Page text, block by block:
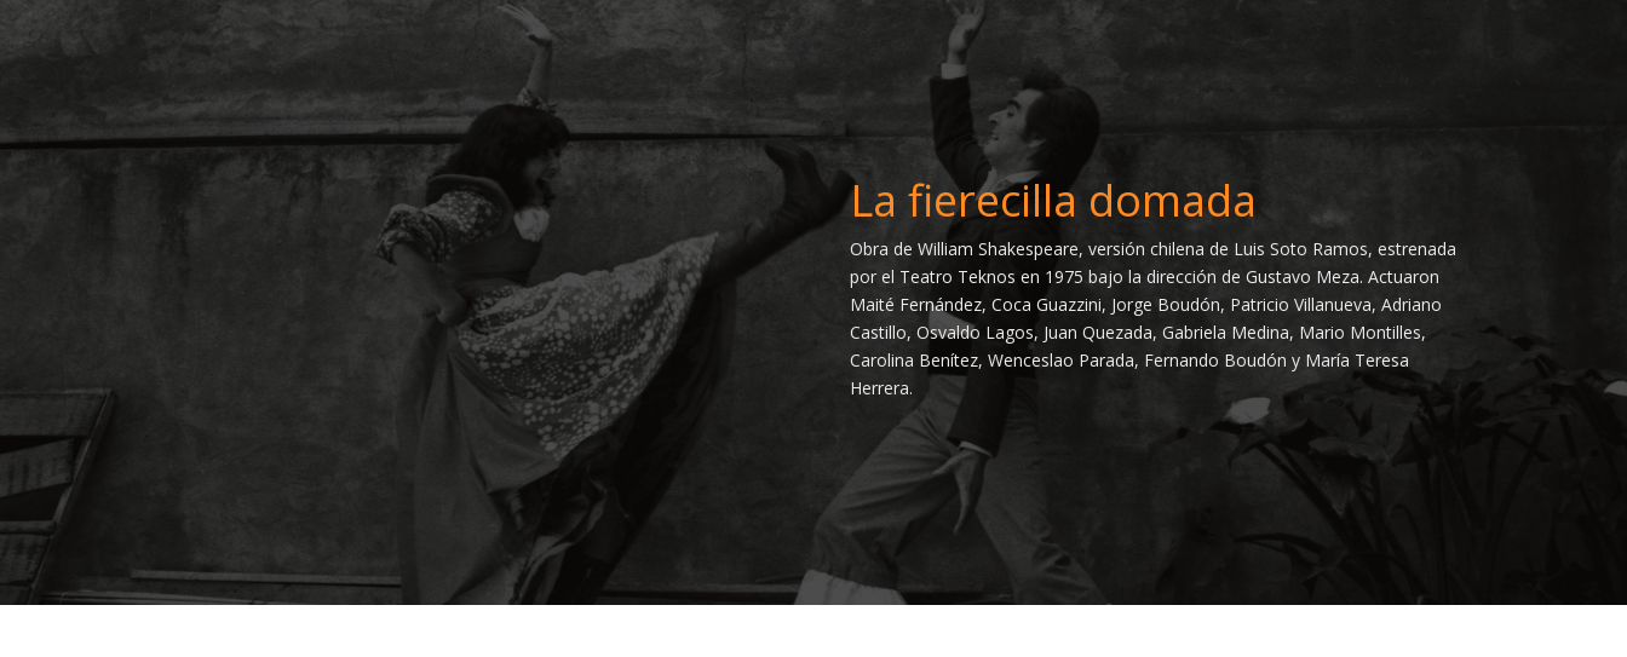
La fierecilla domada
Obra de William Shakespeare, versión chilena de Luis Soto Ramos, estrenada
por el Teatro Teknos en 1975 bajo la dirección de Gustavo Meza. Actuaron
Maité Fernández, Coca Guazzini, Jorge Boudón, Patricio Villanueva, Adriano
Castillo, Osvaldo Lagos, Juan Quezada, Gabriela Medina, Mario Montilles,
Carolina Benítez, Wenceslao Parada, Fernando Boudón y María Teresa
Herrera.